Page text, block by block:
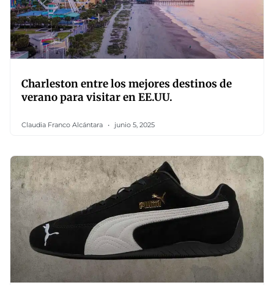
Charleston entre los mejores destinos de
verano para visitar en EE.UU.
Claudia Franco Alcántara junio 5, 2025